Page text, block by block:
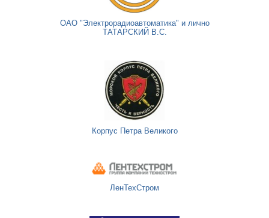
ОАО "Электрорадиоавтоматика" и лично
ТАТАРСКИЙ В.С.
Корпус Петра Великого
ЛенТехСтром